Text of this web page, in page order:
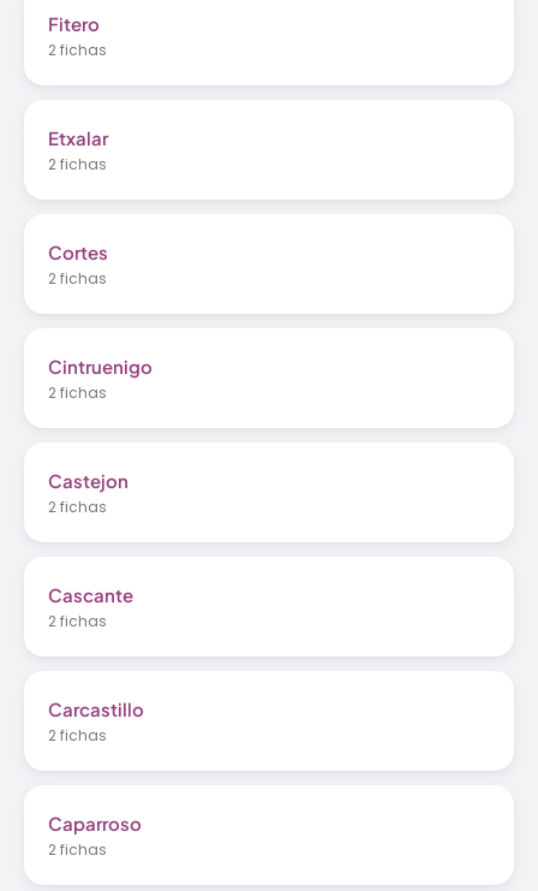
Fitero
2 fichas
Etxalar
2 fichas
Cortes
2 fichas
Cintruenigo
2 fichas
Castejon
2 fichas
Cascante
2 fichas
Carcastillo
2 fichas
Caparroso
2 fichas